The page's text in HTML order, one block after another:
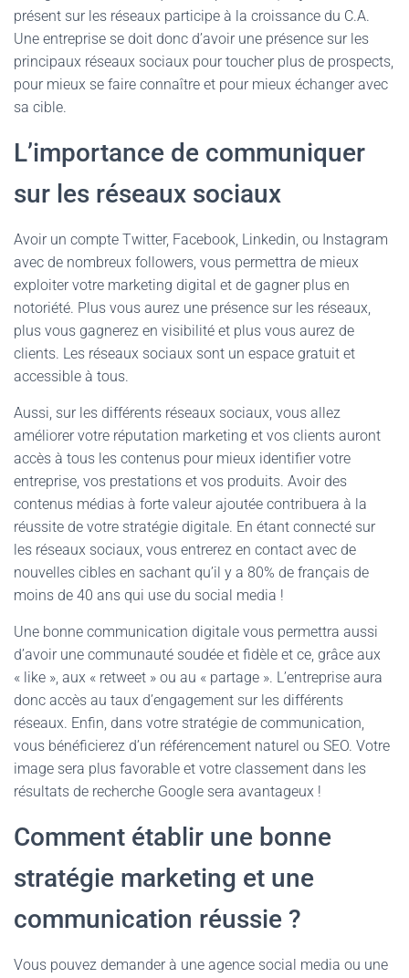
présent sur les réseaux participe à la croissance du C.A.
Une entreprise se doit donc d’avoir une présence sur les
principaux réseaux sociaux pour toucher plus de prospects,
pour mieux se faire connaître et pour mieux échanger avec
sa cible.
L’importance de communiquer
sur les réseaux sociaux
Avoir un compte Twitter, Facebook, Linkedin, ou Instagram
avec de nombreux followers, vous permettra de mieux
exploiter votre marketing digital et de gagner plus en
notoriété. Plus vous aurez une présence sur les réseaux,
plus vous gagnerez en visibilité et plus vous aurez de
clients. Les réseaux sociaux sont un espace gratuit et
accessible à tous.
Aussi, sur les différents réseaux sociaux, vous allez
améliorer votre réputation marketing et vos clients auront
accès à tous les contenus pour mieux identifier votre
entreprise, vos prestations et vos produits. Avoir des
contenus médias à forte valeur ajoutée contribuera à la
réussite de votre stratégie digitale. En étant connecté sur
les réseaux sociaux, vous entrerez en contact avec de
nouvelles cibles en sachant qu’il y a 80% de français de
moins de 40 ans qui use du social media !
Une bonne communication digitale vous permettra aussi
d’avoir une communauté soudée et fidèle et ce, grâce aux
« like », aux « retweet » ou au « partage ». L’entreprise aura
donc accès au taux d’engagement sur les différents
réseaux. Enfin, dans votre stratégie de communication,
vous bénéficierez d’un référencement naturel ou SEO. Votre
image sera plus favorable et votre classement dans les
résultats de recherche Google sera avantageux !
Comment établir une bonne
stratégie marketing et une
communication réussie ?
Vous pouvez demander à une agence social media ou une